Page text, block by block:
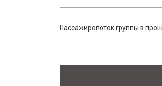
Пассажиропоток группы в